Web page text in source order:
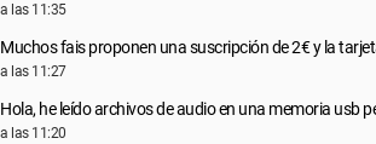
a las 11:35
Muchos fais proponen una suscripción de 2€ y la
a las 11:27
Hola, he leído archivos de audio en una memoria usb
a las 11:20